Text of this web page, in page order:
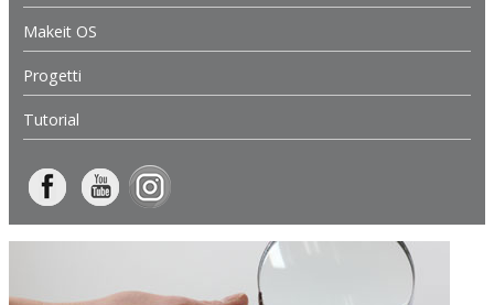
Makeit OS
Progetti
Tutorial